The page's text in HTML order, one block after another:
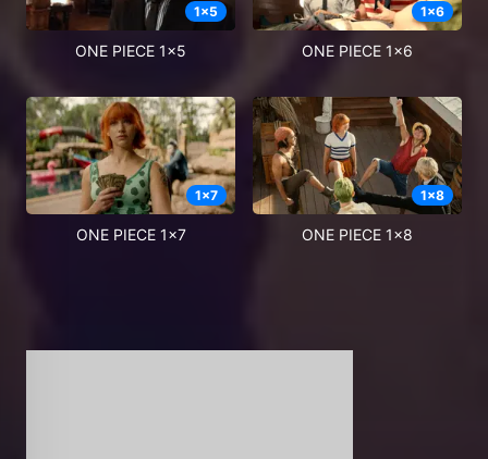
1x5
ONE PIECE 1x5
1x6
ONE PIECE 1x6
1x7
ONE PIECE 1x7
1x8
ONE PIECE 1x8